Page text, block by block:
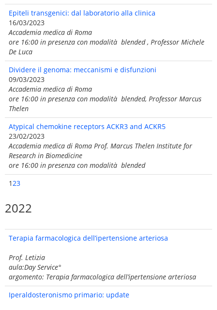
Epiteli transgenici: dal laboratorio alla clinica
16/03/2023
Accademia medica di Roma
ore 16:00 in presenza con modalità blended , Professor Michele
De Luca
Dividere il genoma: meccanismi e disfunzioni
09/03/2023
Accademia medica di Roma
ore 16:00 in presenza con modalità blended, Professor Marcus
Thelen
Atypical chemokine receptors ACKR3 and ACKR5
23/02/2023
Accademia medica di Roma Prof. Marcus Thelen Institute for
Research in Biomedicine
ore 16:00 in presenza con modalità blended
123
2022
Terapia farmacologica dell’ipertensione arteriosa
Prof. Letizia
aula:Day Service°
argomento: Terapia farmacologica dell’ipertensione arteriosa
Iperaldosteronismo primario: update